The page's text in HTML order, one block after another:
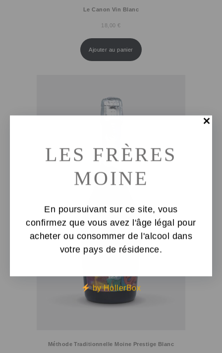
Le Canon Vin Blanc
18,00€
Ajouter au panier
Méthode Traditionnelle Moine Prestige Blanc
LES FRÈRES
MOINE
En poursuivant sur ce site, vous
confirmez que vous avez l'âge légal pour
acheter ou consommer de l'alcool dans
votre pays de résidence.
by HollerBox